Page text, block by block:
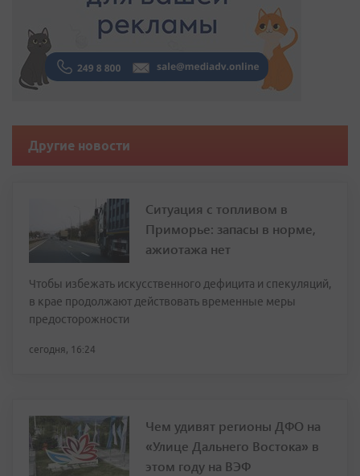
Другие новости
Ситуация с топливом в
Приморье: запасы в норме,
ажиотажа нет
Чтобы избежать искусственного дефицита и спекуляций,
в крае продолжают действовать временные меры
предосторожности
сегодня, 16:24
Чем удивят регионы ДФО на
«Улице Дальнего Востока» в
этом году на ВЭФ